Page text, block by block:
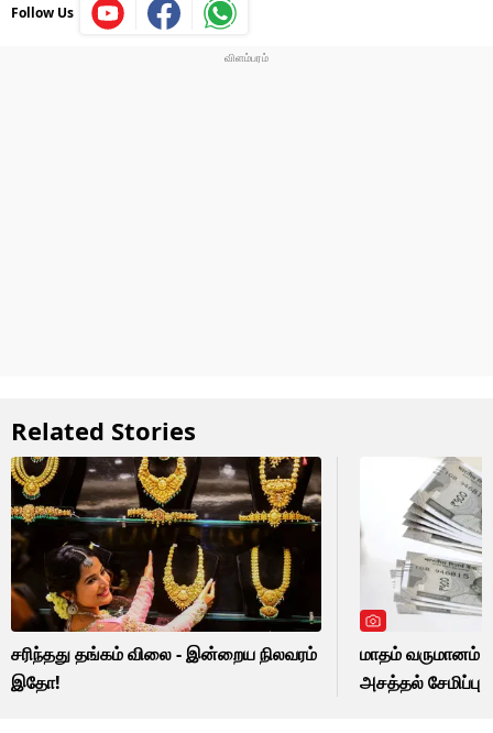
Follow Us
Related Stories
சரிந்தது தங்கம் விலை - இன்றைய நிலவரம்
இதோ!
மாதம் வருமானம்
அசத்தல் சேமிப்பு